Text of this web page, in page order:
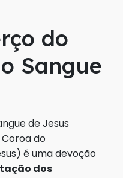
do
Sangue
de Jesus
do
é uma devoção
dos